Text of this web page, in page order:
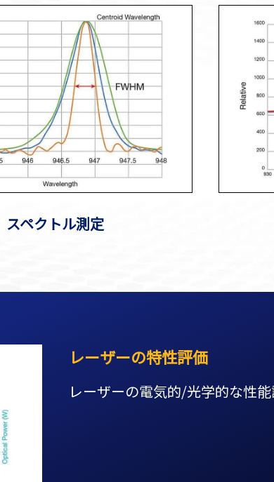
スペクトル測定
レーザーの特性評価
レーザーの電気的/光学的な性